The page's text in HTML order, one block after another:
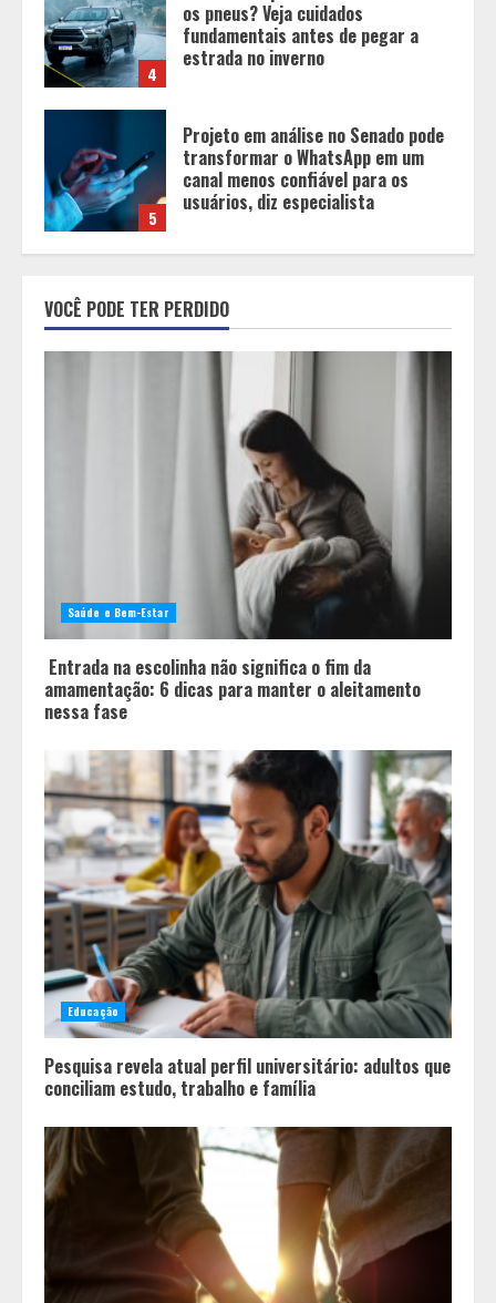
5
transformar o WhatsApp em um
canal menos confiável para os
usuários, diz especialista
1
Entrada na escolinha não significa
o fim da amamentação: 6 dicas
para manter o aleitamento nessa
fase
universitário: adultos que
conciliam estudo, trabalho e
família
Os 10 comportamentos que mais
destroem um relacionamento e a
maioria dos casais nem percebe
Você sabia que o frio também afeta
os pneus? Veja cuidados
fundamentais antes de pegar a
estrada no inverno
VOCÊ PODE TER PERDIDO
Saúde e Bem-Estar
Entrada na escolinha não significa o fim da
amamentação: 6 dicas para manter o aleitamento
nessa fase
Educação
Pesquisa revela atual perfil universitário: adultos que
conciliam estudo, trabalho e família